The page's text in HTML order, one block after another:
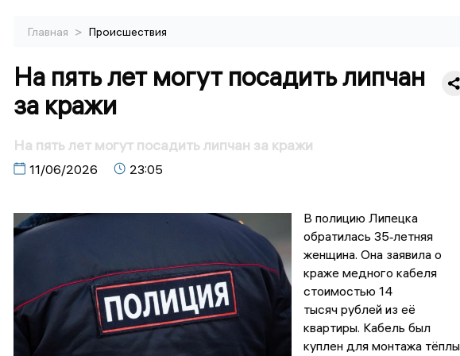
Главная > Происшествия
На пять лет могут посадить липчан
за кражи
На пять лет могут посадить липчан за кражи
11/06/2026 23:05
В полицию Липецка
обратилась 35‑летняя
женщина. Она заявила о
краже медного кабеля
стоимостью 14
тысяч рублей из её
квартиры. Кабель был
куплен для монтажа